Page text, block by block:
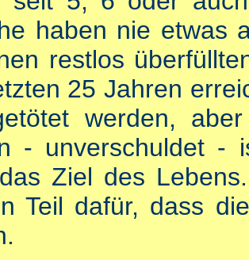
haben nie etwas
restlos
25 Jahren
werden,
- unverschuldet -
Ziel des
Teil dafür, dass